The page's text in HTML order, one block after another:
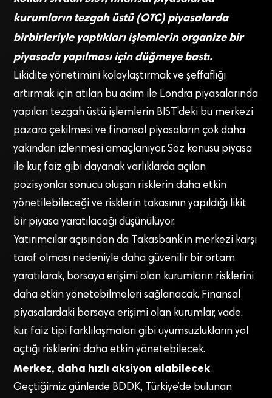
kurumların tezgah üstü (OTC) piyasalarda
birbirleriyle yaptıkları işlemlerin organize bir
piyasada yapılması için düğmeye bastı.
Likidite yönetimini kolaylaştırmak ve şeffaflığı
artırmak için atılan bu adım ile Londra piyasalarında
yapılan tezgah üstü işlemlerin BIST’deki bu merkezi
pazara çekilmesi ve finansal piyasaların çok daha
yakından izlenmesi amaçlanıyor. Söz konusu piyasa
ile kur, faiz gibi dayanak varlıklarda açılan
pozisyonlar sonucu oluşan risklerin daha etkin
yönetilebileceği ve risklerin takasının yapıldığı likit
bir piyasa yaratılacağı düşünülüyor.
Yatırımcılar açısından da Takasbank’ın merkezi karşı
taraf olması nedeniyle daha güvenilir bir ortam
yaratılarak, borsaya erişimi olan kurumların risklerini
daha etkin yönetebilmeleri sağlanacak. Finansal
piyasalardaki borsaya erişimi olan kurumlar, vade,
kur, faiz tipi farklılaşmaları gibi uyumsuzlukların yol
açtığı risklerini daha etkin yönetebilecek.
Merkez, daha hızlı aksiyon alabilecek
Geçtiğimiz günlerde BDDK, Türkiye’de bulunan